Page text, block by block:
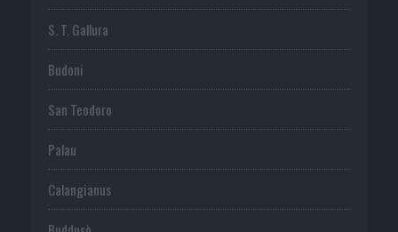
S. T. Gallura
Budoni
San Teodoro
Palau
Calangianus